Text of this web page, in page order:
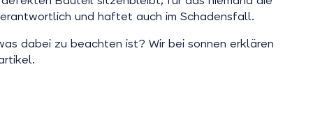
und haftet auch im Schadensfall.
dabei zu beachten ist? Wir bei sonnen erklären